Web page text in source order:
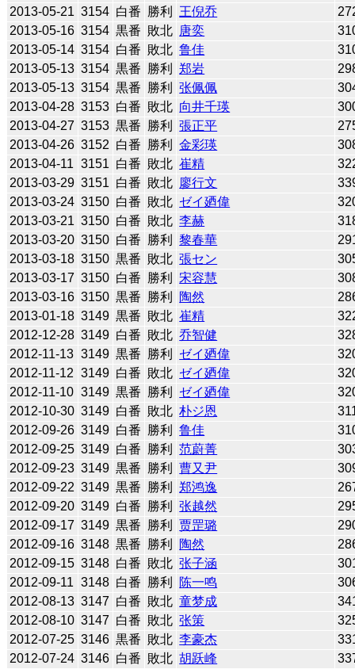
2013-05-21 3154 白番 勝利 王倪乔
2013-05-16 3154 黒番 敗北 唐奕
2013-05-14 3154 白番 敗北 鲁佳
2013-05-13 3154 黒番 勝利 郑岩
2013-05-13 3154 黒番 勝利 张佩佩
2013-04-28 3153 白番 敗北 向井千瑛
2013-04-27 3153 黒番 勝利 張正平
2013-04-26 3152 白番 勝利 金彩瑛
2013-04-11 3151 白番 敗北 崔精
2013-03-29 3151 白番 敗北 廖行文
2013-03-24 3150 白番 敗北 ゼイ廼偉
2013-03-21 3150 白番 敗北 李赫
2013-03-20 3150 白番 勝利 黎春華
2013-03-18 3150 黒番 敗北 張セン
2013-03-17 3150 白番 勝利 宋容慧
2013-03-16 3150 黒番 勝利 陶然
2013-01-18 3149 黒番 敗北 崔精
2012-12-28 3149 白番 敗北 乔智健
2012-11-13 3149 黒番 勝利 ゼイ廼偉
2012-11-12 3149 白番 敗北 ゼイ廼偉
2012-11-10 3149 黒番 勝利 ゼイ廼偉
2012-10-30 3149 白番 敗北 朴ジ恩
2012-09-26 3149 白番 勝利 鲁佳
2012-09-25 3149 白番 勝利 范蔚菁
2012-09-23 3149 黒番 勝利 曹又尹
2012-09-22 3149 黒番 勝利 郑鸿逸
2012-09-20 3149 白番 勝利 张越然
2012-09-17 3149 黒番 勝利 贾罡璐
2012-09-16 3148 黒番 勝利 陶然
2012-09-15 3148 白番 敗北 张子涵
2012-09-11 3148 白番 勝利 陈一鸣
2012-08-13 3147 白番 敗北 童梦成
2012-08-10 3147 白番 敗北 张策
2012-07-25 3146 黒番 敗北 李豪杰
2012-07-24 3146 白番 敗北 胡跃峰